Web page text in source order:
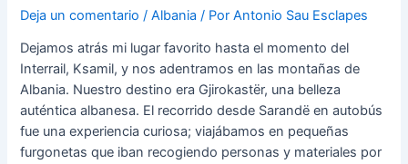
Deja un comentario /Albania / PorAntonio Sau Esclapes
Dejamos atrás mi lugar favorito hasta el momento del
Interrail, Ksamil, y nos adentramos en las montañas de
Albania. Nuestro destino era Gjirokastër, una belleza
auténtica albanesa. El recorrido desde Sarandë en autobús
fue una experiencia curiosa; viajábamos en pequeñas
furgonetas que iban recogiendo personas y materiales por